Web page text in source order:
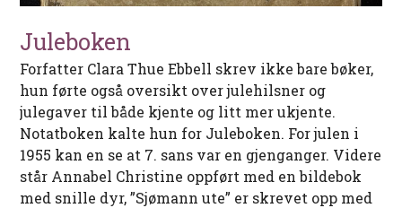
Juleboken
Forfatter Clara Thue Ebbell skrev ikke bare bøker,
hun førte også oversikt over julehilsner og
julegaver til både kjente og litt mer ukjente.
Notatboken kalte hun for Juleboken. For julen i
1955 kan en se at 7. sans var en gjenganger. Videre
står Annabel Christine oppført med en bildebok
med snille dyr, ”Sjømann ute” er skrevet opp med